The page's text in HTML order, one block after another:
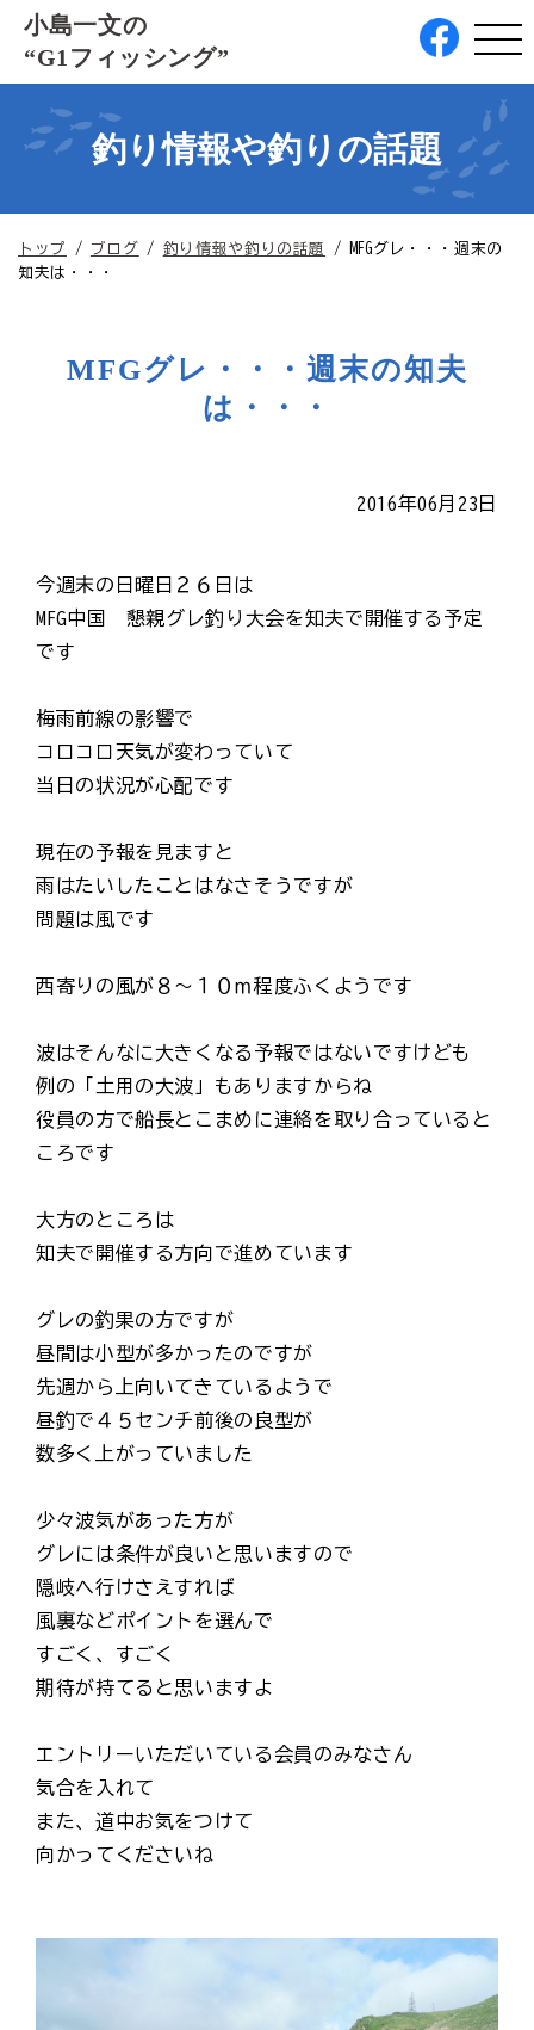
このページの本文へ
小島一文の
“G1フィッシング”
釣り情報や釣りの話題
現
在
トップ / ブログ / 釣り情報や釣りの話題 /
MFGグレ・・・週末の
知夫は・・・
MFGグレ・・・週末の知夫
は・・・
2016年06月23日
今週末の日曜日２６日は
MFG中国 懇親グレ釣り大会を知夫で開催する予定
です
梅雨前線の影響で
コロコロ天気が変わっていて
当日の状況が心配です
現在の予報を見ますと
雨はたいしたことはなさそうですが
問題は風です
西寄りの風が８～１０ｍ程度ふくようです
波はそんなに大きくなる予報ではないですけども
例の「土用の大波」もありますからね
役員の方で船長とこまめに連絡を取り合っていると
ころです
大方のところは
知夫で開催する方向で進めています
グレの釣果の方ですが
昼間は小型が多かったのですが
先週から上向いてきているようで
昼釣で４５センチ前後の良型が
数多く上がっていました
少々波気があった方が
グレには条件が良いと思いますので
隠岐へ行けさえすれば
風裏などポイントを選んで
すごく、すごく
期待が持てると思いますよ
エントリーいただいている会員のみなさん
気合を入れて
また、道中お気をつけて
向かってくださいね